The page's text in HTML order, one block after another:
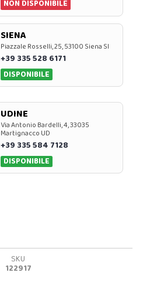
NON DISPONIBILE
SIENA
Piazzale Rosselli, 25, 53100 Siena SI
+39 335 528 6171
DISPONIBILE
UDINE
Via Antonio Bardelli, 4, 33035
Martignacco UD
+39 335 584 7128
DISPONIBILE
SKU
122917